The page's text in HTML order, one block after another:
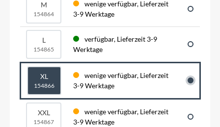
M
154864
wenige verfügbar, Lieferzeit
3-9 Werktage
L
154865
verfügbar, Lieferzeit 3-9
Werktage
XL
154866
wenige verfügbar, Lieferzeit
3-9 Werktage
XXL
154867
wenige verfügbar, Lieferzeit
3-9 Werktage